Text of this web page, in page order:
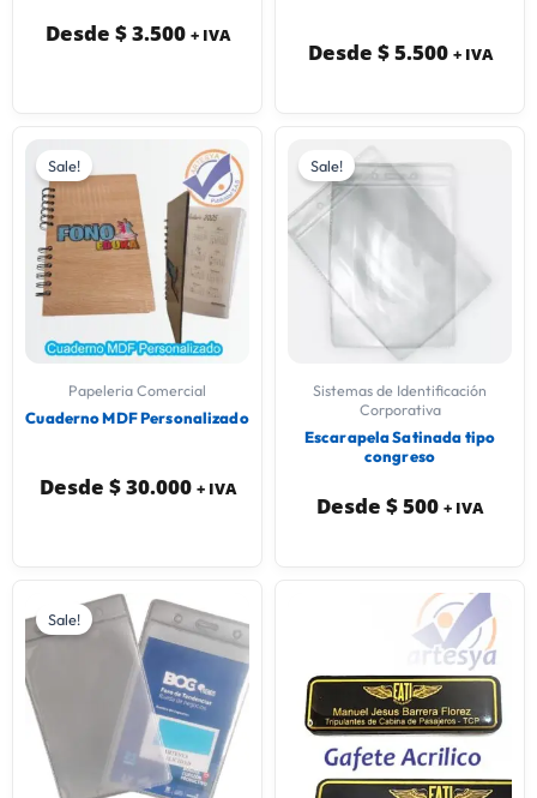
Desde $3.500 + IVA
Desde $5.500 + IVA
Sale!
Papeleria Comercial
Cuaderno MDF Personalizado
Desde $30.000 + IVA
Sale!
Sistemas de Identificación
Corporativa
Escarapela Satinada tipo
congreso
Desde $500 + IVA
Sale!